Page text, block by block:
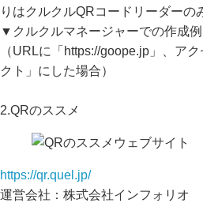
りはクルクルQRコードリーダーの
▼クルクルマネージャーでの作成例
（URLに「https://goope.jp」、ア
クト」にした場合）
2.QRのススメ
https://qr.quel.jp/
運営会社：株式会社インフォリオ